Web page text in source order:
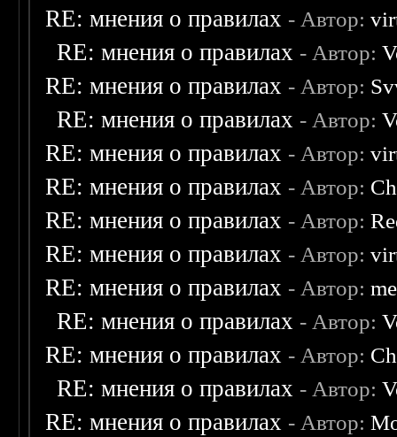
RE: мнения о правилах - Автор:
RE: мнения о правилах - Автор:
RE: мнения о правилах - Автор:
RE: мнения о правилах - Автор:
RE: мнения о правилах - Автор:
RE: мнения о правилах - Автор:
RE: мнения о правилах - Автор:
RE: мнения о правилах - Автор:
RE: мнения о правилах - Автор:
RE: мнения о правилах - Автор:
RE: мнения о правилах - Автор:
RE: мнения о правилах - Автор:
RE: мнения о правилах - Автор: